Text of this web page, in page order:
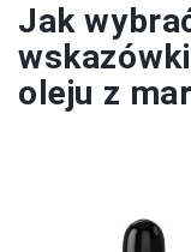
Jak
oleju z